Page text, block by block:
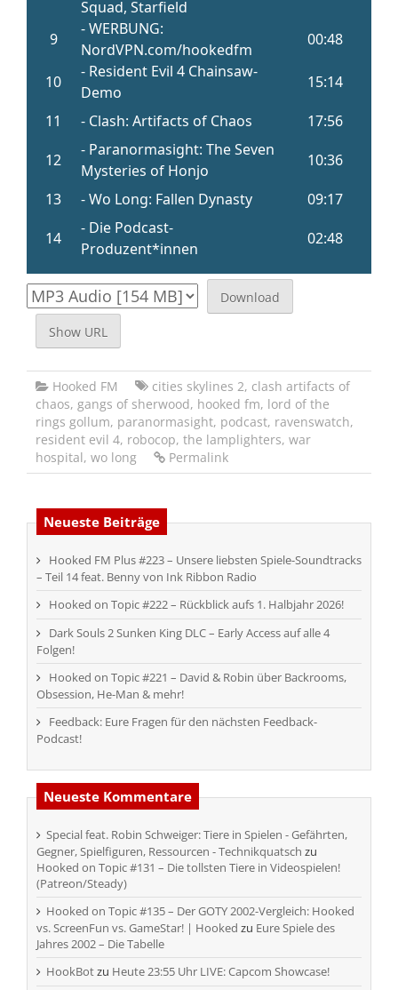
Download
Show URL
Hooked FM cities skylines 2, clash artifacts of
chaos, gangs of sherwood, hooked fm, lord of the
rings gollum, paranormasight, podcast, ravenswatch,
resident evil 4, robocop, the lamplighters, war
hospital, wo long Permalink
Neueste Beiträge
Hooked FM Plus #223 – Unsere liebsten Spiele-Soundtracks
– Teil 14 feat. Benny von Ink Ribbon Radio
Hooked on Topic #222 – Rückblick aufs 1. Halbjahr 2026!
Dark Souls 2 Sunken King DLC – Early Access auf alle 4
Folgen!
Hooked on Topic #221 – David & Robin über Backrooms,
Obsession, He-Man & mehr!
Feedback: Eure Fragen für den nächsten Feedback-
Podcast!
Neueste Kommentare
Special feat. Robin Schweiger: Tiere in Spielen - Gefährten,
Gegner, Spielfiguren, Ressourcen - Technikquatsch zu
Hooked on Topic #131 – Die tollsten Tiere in Videospielen!
(Patreon/Steady)
Hooked on Topic #135 – Der GOTY 2002-Vergleich: Hooked
vs. ScreenFun vs. GameStar! | Hooked zu Eure Spiele des
Jahres 2002 – Die Tabelle
HookBotzu Heute 23:55 Uhr LIVE: Capcom Showcase!